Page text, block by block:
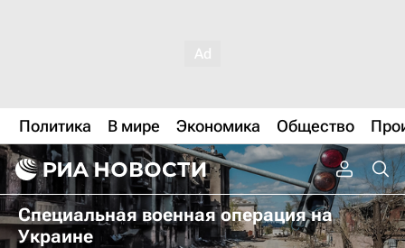
Политика В мире Экономика Общество
Специальная военная операция на
Украине